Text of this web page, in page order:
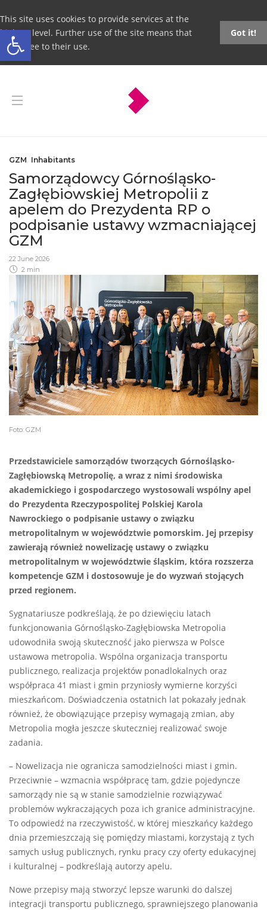
Open toolbar
This site uses cookies to provide services at the
highest level. Further use of the site means that
you agree to their use.
Got it!
GZM, Inhabitants
Samorządowcy Górnośląsko-
Zagłębiowskiej Metropolii z
apelem do Prezydenta RP o
podpisanie ustawy wzmacniającej
GZM
22 June 2026
2 min
Foto: GZM
Przedstawiciele samorządów tworzących Górnośląsko-
Zagłębiowską Metropolię, a wraz z nimi środowiska
akademickiego i gospodarczego wystosowali wspólny apel
do Prezydenta Rzeczypospolitej Polskiej Karola
Nawrockiego o podpisanie ustawy o związku
metropolitalnym w województwie pomorskim. Jej przepisy
zawierają również nowelizację ustawy o związku
metropolitalnym w województwie śląskim, która rozszerza
kompetencje GZM i dostosowuje je do wyzwań stojących
przed regionem.
Sygnatariusze podkreślają, że po dziewięciu latach
funkcjonowania Górnośląsko-Zagłębiowska Metropolia
udowodniła swoją skuteczność jako pierwsza w Polsce
ustawowa metropolia. Wspólna organizacja transportu
publicznego, realizacja projektów ponadlokalnych oraz
współpraca 41 miast i gmin przyniosły wymierne korzyści
mieszkańcom. Doświadczenia ostatnich lat pokazały jednak
również, że obowiązujące przepisy wymagają zmian, aby
Metropolia mogła jeszcze skuteczniej realizować swoje
zadania.
– Nowelizacja nie ogranicza samodzielności miast i gmin.
Przeciwnie – wzmacnia współpracę tam, gdzie pojedyncze
samorządy nie są w stanie samodzielnie rozwiązywać
problemów wykraczających poza ich granice administracyjne.
To odpowiedź na rzeczywistość, w której mieszkańcy każdego
dnia przemieszczają się pomiędzy miastami, korzystają z tych
samych usług publicznych, rynku pracy czy oferty edukacyjnej
i kulturalnej – podkreślają autorzy apelu.
Nowe przepisy mają stworzyć lepsze warunki do dalszej
integracji transportu publicznego, sprawniejszego planowania